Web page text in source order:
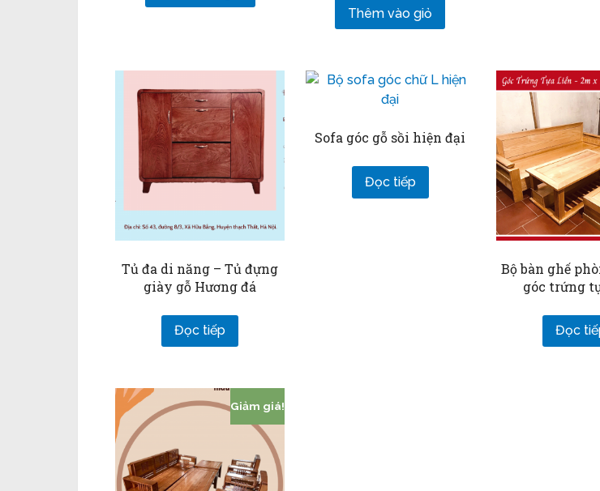
Thêm vào giỏ
Tủ đa di năng – Tủ đựng
giày gỗ Hương đá
Đọc tiếp
Sofa góc gỗ sồi hiện đại
Đọc tiếp
Bộ bàn ghế
góc trứng
Đọc
Giảm giá!